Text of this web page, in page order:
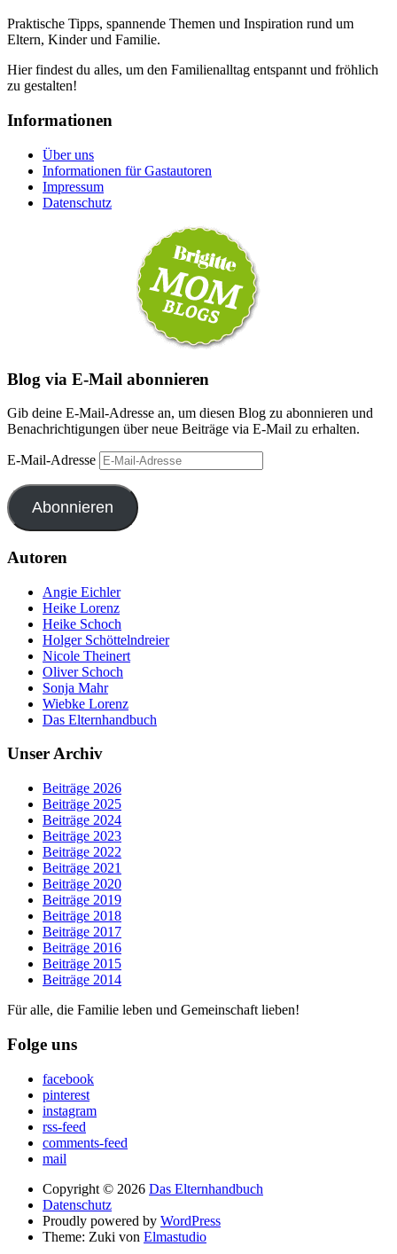
Praktische Tipps, spannende Themen und Inspiration rund um
Eltern, Kinder und Familie.
Hier findest du alles, um den Familienalltag entspannt und fröhlich
zu gestalten!
Informationen
Über uns
Informationen für Gastautoren
Impressum
Datenschutz
Blog via E-Mail abonnieren
Gib deine E-Mail-Adresse an, um diesen Blog zu abonnieren und
Benachrichtigungen über neue Beiträge via E-Mail zu erhalten.
E-Mail-Adresse
Abonnieren
Autoren
Angie Eichler
Heike Lorenz
Heike Schoch
Holger Schöttelndreier
Nicole Theinert
Oliver Schoch
Sonja Mahr
Wiebke Lorenz
Das Elternhandbuch
Unser Archiv
Beiträge 2026
Beiträge 2025
Beiträge 2024
Beiträge 2023
Beiträge 2022
Beiträge 2021
Beiträge 2020
Beiträge 2019
Beiträge 2018
Beiträge 2017
Beiträge 2016
Beiträge 2015
Beiträge 2014
Für alle, die Familie leben und Gemeinschaft lieben!
Folge uns
facebook
pinterest
instagram
rss-feed
comments-feed
mail
Copyright © 2026 Das Elternhandbuch
Datenschutz
Proudly powered by WordPress
Theme: Zuki von Elmastudio